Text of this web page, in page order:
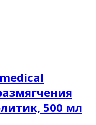
500 мл